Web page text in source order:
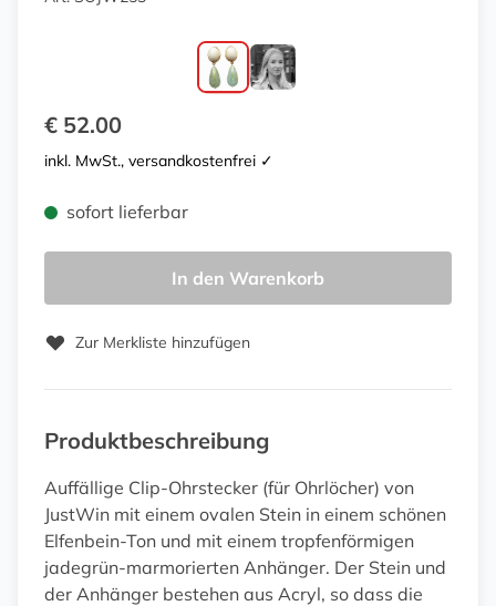
€ 52.00
inkl. MwSt., versandkostenfrei ✓
sofort lieferbar
In den Warenkorb
Zur Merkliste hinzufügen
Produktbeschreibung
Auffällige Clip-Ohrstecker (für Ohrlöcher) von
JustWin mit einem ovalen Stein in einem schönen
Elfenbein-Ton und mit einem tropfenförmigen
jadegrün-marmorierten Anhänger. Der Stein und
der Anhänger bestehen aus Acryl, so dass die